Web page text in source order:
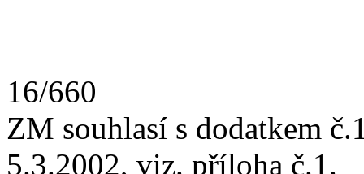
16/660
ZM souhlasí s dodatkem
5.3.2002, viz. příloha č.1.